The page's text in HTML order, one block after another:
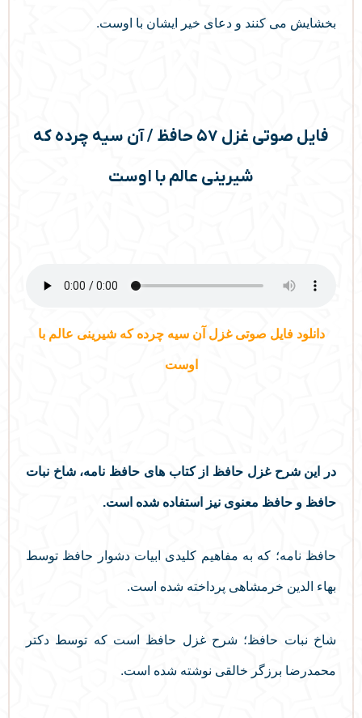
بخشایش می کنند و دعای خیر ایشان با اوست.
فایل صوتی غزل ۵۷ حافظ / آن سیه چرده که
شیرینی عالم با اوست
دانلود فایل صوتی غزل آن سیه چرده که شیرینی عالم با
اوست
در این شرح غزل حافظ از کتاب های حافظ نامه، شاخ نبات
حافظ و حافظ معنوی نیز استفاده شده است.
حافظ نامه؛ که به مفاهیم کلیدی ابیات دشوار حافظ توسط
بهاء الدین خرمشاهی پرداخته شده است.
شاخ نبات حافظ؛ شرح غزل حافظ است که توسط دکتر
محمدرضا برزگر خالقی نوشته شده است.